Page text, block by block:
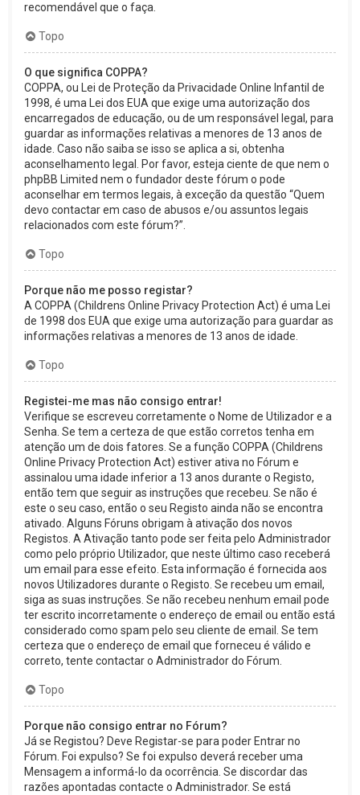
recomendável que o faça.
Topo
O que significa COPPA?
COPPA, ou Lei de Proteção da Privacidade Online Infantil de
1998, é uma Lei dos EUA que exige uma autorização dos
encarregados de educação, ou de um responsável legal, para
guardar as informações relativas a menores de 13 anos de
idade. Caso não saiba se isso se aplica a si, obtenha
aconselhamento legal. Por favor, esteja ciente de que nem o
phpBB Limited nem o fundador deste fórum o pode
aconselhar em termos legais, à exceção da questão “Quem
devo contactar em caso de abusos e/ou assuntos legais
relacionados com este fórum?”.
Topo
Porque não me posso registar?
A COPPA (Childrens Online Privacy Protection Act) é uma Lei
de 1998 dos EUA que exige uma autorização para guardar as
informações relativas a menores de 13 anos de idade.
Topo
Registei-me mas não consigo entrar!
Verifique se escreveu corretamente o Nome de Utilizador e a
Senha. Se tem a certeza de que estão corretos tenha em
atenção um de dois fatores. Se a função COPPA (Childrens
Online Privacy Protection Act) estiver ativa no Fórum e
assinalou uma idade inferior a 13 anos durante o Registo,
então tem que seguir as instruções que recebeu. Se não é
este o seu caso, então o seu Registo ainda não se encontra
ativado. Alguns Fóruns obrigam à ativação dos novos
Registos. A Ativação tanto pode ser feita pelo Administrador
como pelo próprio Utilizador, que neste último caso receberá
um email para esse efeito. Esta informação é fornecida aos
novos Utilizadores durante o Registo. Se recebeu um email,
siga as suas instruções. Se não recebeu nenhum email pode
ter escrito incorretamente o endereço de email ou então está
considerado como spam pelo seu cliente de email. Se tem
certeza que o endereço de email que forneceu é válido e
correto, tente contactar o Administrador do Fórum.
Topo
Porque não consigo entrar no Fórum?
Já se Registou? Deve Registar-se para poder Entrar no
Fórum. Foi expulso? Se foi expulso deverá receber uma
Mensagem a informá-lo da ocorrência. Se discordar das
razões apontadas contacte o Administrador. Se está